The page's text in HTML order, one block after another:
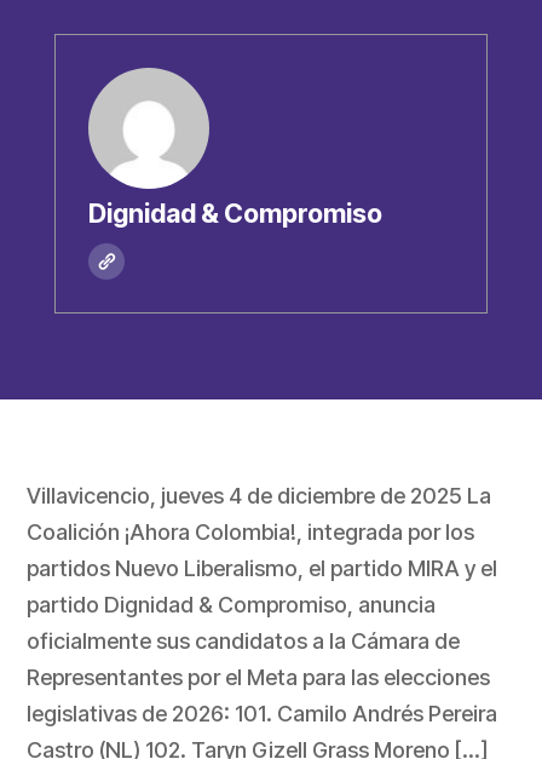
Dignidad & Compromiso
Villavicencio, jueves 4 de diciembre de 2025 La
Coalición ¡Ahora Colombia!, integrada por los
partidos Nuevo Liberalismo, el partido MIRA y el
partido Dignidad & Compromiso, anuncia
oficialmente sus candidatos a la Cámara de
Representantes por el Meta para las elecciones
legislativas de 2026: 101. Camilo Andrés Pereira
Castro (NL) 102. Taryn Gizell Grass Moreno […]